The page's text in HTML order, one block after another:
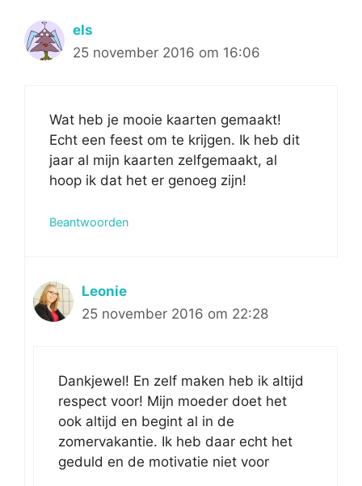
els
25 november 2016 om 16:06
Wat heb je mooie kaarten gemaakt!
Echt een feest om te krijgen. Ik heb dit
jaar al mijn kaarten zelfgemaakt, al
hoop ik dat het er genoeg zijn!
Beantwoorden
Leonie
25 november 2016 om 22:28
Dankjewel! En zelf maken heb ik altijd
respect voor! Mijn moeder doet het
ook altijd en begint al in de
zomervakantie. Ik heb daar echt het
geduld en de motivatie niet voor